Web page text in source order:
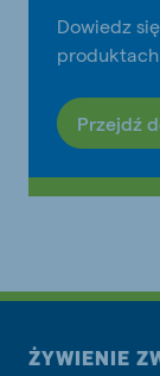
Dowiedz
produktach
Przejdź
ŻYWIENIE